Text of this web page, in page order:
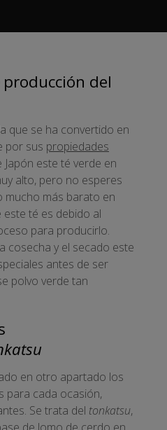
producción del
que se ha convertido en
por sus propiedades
Japón este té verde en
alto, pero no esperes
más barato en
este té es debido al
para producirlo.
cosecha y el secado este
antes de ser
polvo verde tan
en otro apartado los
para cada ocasión,
Se trata del tonkatsu,